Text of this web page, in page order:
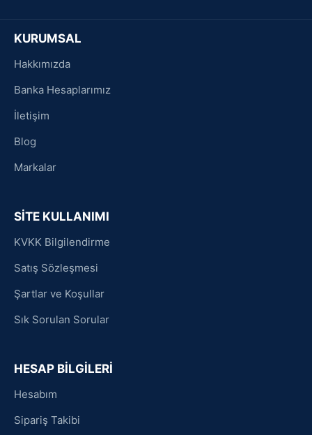
KURUMSAL
Hakkımızda
Banka Hesaplarımız
İletişim
Blog
Markalar
SİTE KULLANIMI
KVKK Bilgilendirme
Satış Sözleşmesi
Şartlar ve Koşullar
Sık Sorulan Sorular
HESAP BİLGİLERİ
Hesabım
Sipariş Takibi